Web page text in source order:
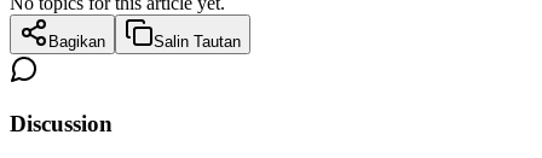
Bagikan Salin Tautan
Discussion